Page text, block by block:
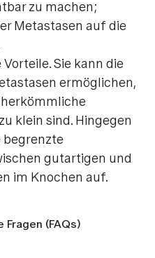
zu machen;
Metastasen auf die
Sie kann die
ermöglichen,
klein sind. Hingegen
begrenzte
gutartigen und
im Knochen auf.
(FAQs)